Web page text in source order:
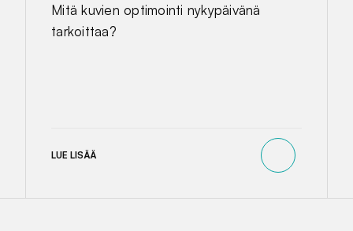
Mitä kuvien optimointi nykypäivänä
tarkoittaa?
LUE LISÄÄ